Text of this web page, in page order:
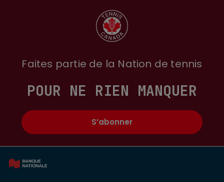
Faites partie de la Nation de tennis
POUR NE RIEN MANQUER
S’abonner